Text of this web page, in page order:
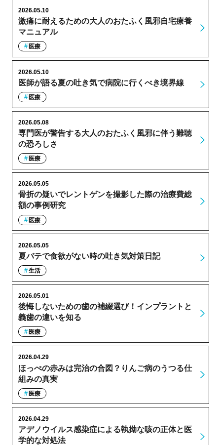
激痛に耐えるための大人のおたふく風邪自宅療養
マニュアル
2026.05.10
医療
医師が語る夏の吐き気で病院に行くべき境界線
2026.05.10
医療
専門医が警告する大人のおたふく風邪に伴う難聴
の恐ろしさ
2026.05.08
医療
骨折の疑いでレントゲンを撮影した際の治療費総
額の事例研究
2026.05.05
医療
夏バテで食欲がない時の吐き気対策日記
2026.05.05
生活
後悔しないための歯の補綴選び！インプラントと
義歯の違いを知る
2026.05.01
医療
ほっぺの赤みは完治の合図？りんご病のうつる仕
組みの真実
2026.04.29
医療
アデノウイルス感染症による執拗な咳の正体と医
学的な対処法
2026.04.29